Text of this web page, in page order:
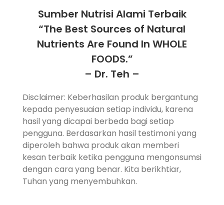
Sumber Nutrisi Alami Terbaik
“The Best Sources of Natural
Nutrients Are Found In WHOLE
FOODS.”
– Dr. Teh –
Disclaimer: Keberhasilan produk bergantung
kepada penyesuaian setiap individu, karena
hasil yang dicapai berbeda bagi setiap
pengguna. Berdasarkan hasil testimoni yang
diperoleh bahwa produk akan memberi
kesan terbaik ketika pengguna mengonsumsi
dengan cara yang benar. Kita berikhtiar,
Tuhan yang menyembuhkan.